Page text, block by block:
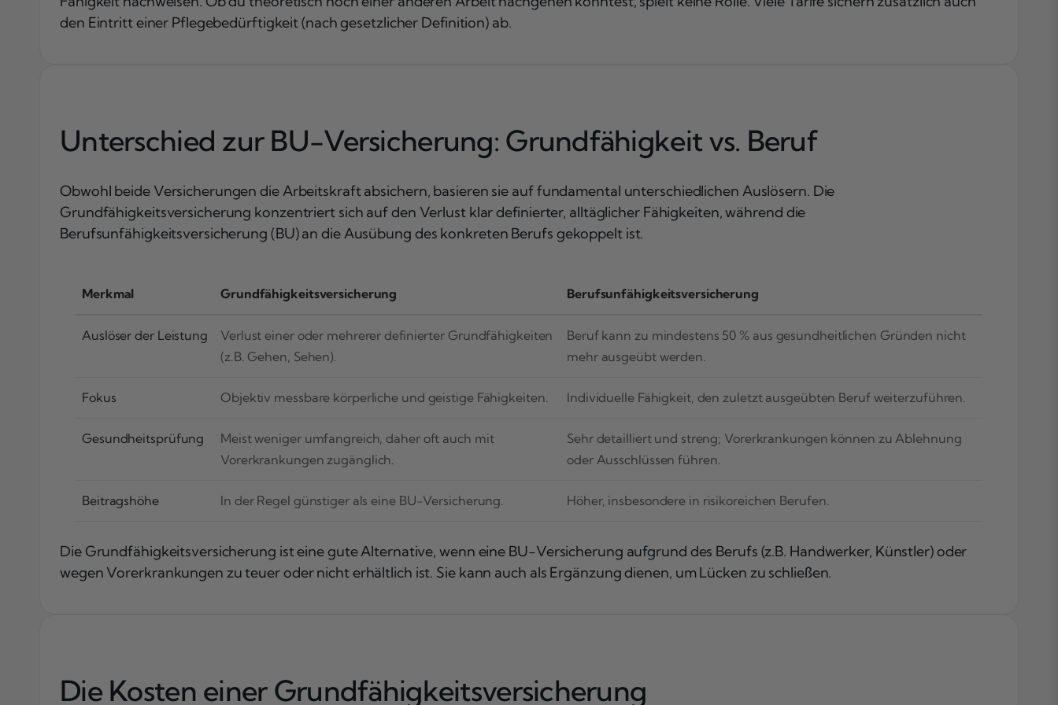
den Eintritt einer Pflegebedürftigkeit (nach gesetzlicher Definition) ab.
Unterschied zur BU-Versicherung: Grundfähigkeit vs. Beruf
Obwohl beide Versicherungen die Arbeitskraft absichern, basieren sie auf fundamental unterschiedlichen Auslösern. Die
Grundfähigkeitsversicherung konzentriert sich auf den Verlust klar definierter, alltäglicher Fähigkeiten, während die
Berufsunfähigkeitsversicherung (BU) an die Ausübung des konkreten Berufs gekoppelt ist.
Merkmal Grundfähigkeitsversicherung Berufsunfähigkeitsversicherung
Auslöser der Leistung
Verlust einer oder mehrerer definierter Grundfähigkeiten
(z.B. Gehen, Sehen).
Beruf kann zu mindestens 50 % aus gesundheitlichen Gründen nicht
mehr ausgeübt werden.
Fokus Objektiv messbare körperliche und geistige Fähigkeiten. Individuelle Fähigkeit, den zuletzt ausgeübten Beruf weiterzuführen.
Gesundheitsprüfung
Meist weniger umfangreich, daher oft auch mit
Vorerkrankungen zugänglich.
Sehr detailliert und streng; Vorerkrankungen können zu Ablehnung
oder Ausschlüssen führen.
Beitragshöhe In der Regel günstiger als eine BU-Versicherung. Höher, insbesondere in risikoreichen Berufen.
Die Grundfähigkeitsversicherung ist eine gute Alternative, wenn eine BU-Versicherung aufgrund des Berufs (z.B. Handwerker, Künstler) oder
wegen Vorerkrankungen zu teuer oder nicht erhältlich ist. Sie kann auch als Ergänzung dienen, um Lücken zu schließen.
Die Kosten einer Grundfähigkeitsversicherung